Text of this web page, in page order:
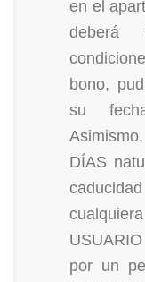
en el
deberá
bono,
su
DÍAS
por un